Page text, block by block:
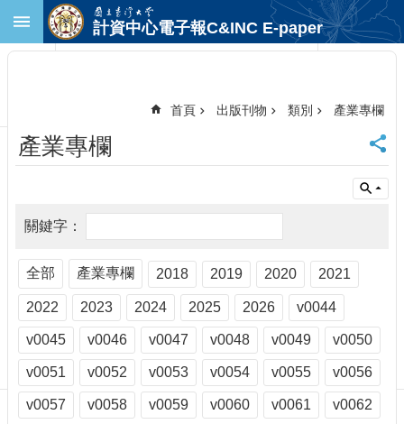
跳到主要內容區塊
首
頁
首
計
中
首
頁
聯
絡
資
訊
計資中心電子報C&INC E-paper
首頁 出版刊物 類別 產業專欄
產業專欄
全部 產業專欄 2018 2019 2020 2021
2022 2023 2024 2025 2026 v0044
v0045 v0046 v0047 v0048 v0049 v0050
v0051 v0052 v0053 v0054 v0055 v0056
v0057 v0058 v0059 v0060 v0061 v0062